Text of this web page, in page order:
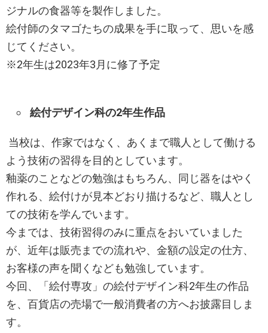
ジナルの食器等を製作しました。
絵付師のタマゴたちの成果を手に取って、思いを感
じてください。
※2年生は2023年3月に修了予定
絵付デザイン科の2年生作品
当校は、作家ではなく、あくまで職人として働ける
よう技術の習得を目的としています。
釉薬のことなどの勉強はもちろん、同じ器をはやく
作れる、絵付けが見本どおり描けるなど、職人とし
ての技術を学んでいます。
今までは、技術習得のみに重点をおいていました
が、近年は販売までの流れや、金額の設定の仕方、
お客様の声を聞くなども勉強しています。
今回、「絵付専攻」の絵付デザイン科2年生の作品
を、百貨店の売場で一般消費者の方へお披露目しま
す。